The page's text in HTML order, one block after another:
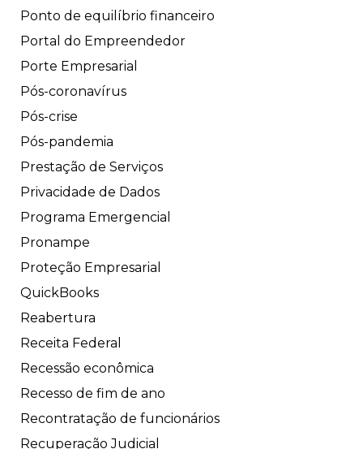
Ponto de equilíbrio financeiro
Portal do Empreendedor
Porte Empresarial
Pós-coronavírus
Pós-crise
Pós-pandemia
Prestação de Serviços
Privacidade de Dados
Programa Emergencial
Pronampe
Proteção Empresarial
QuickBooks
Reabertura
Receita Federal
Recessão econômica
Recesso de fim de ano
Recontratação de funcionários
Recuperação Judicial